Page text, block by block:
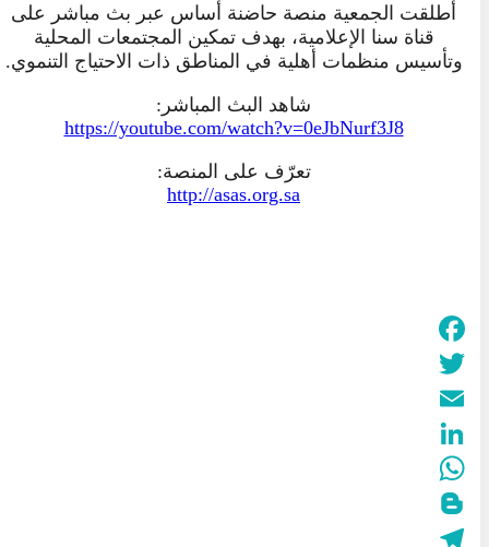
أطلقت الجمعية منصة حاضنة أساس عبر بث مباشر على
قناة سنا الإعلامية، بهدف تمكين المجتمعات المحلية
وتأسيس منظمات أهلية في المناطق ذات الاحتياج التنموي.
شاهد البث المباشر:
https://youtube.com/watch?v=0eJbNurf3J8
تعرّف على المنصة:
http://asas.org.sa